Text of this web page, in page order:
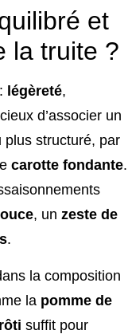
et
la truite ?
légèreté,
d’associer un
plus structuré, par
carotte fondante.
, un zeste de
.
la composition
la pomme de
suffit pour